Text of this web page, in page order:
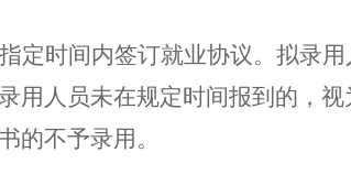
定时间内签订就业协议。拟录
用人员未在规定时间报到的 ，视
的不予录用。